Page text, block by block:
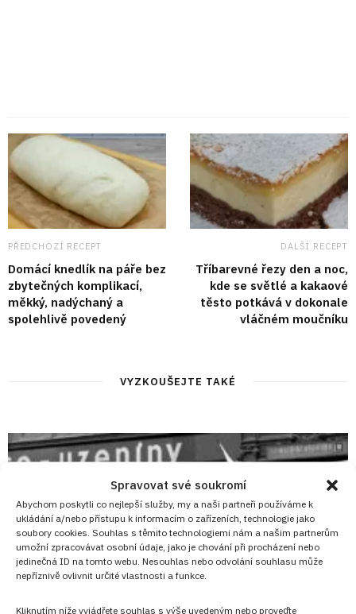
Spravovat své soukromí
Abychom poskytli co nejlepší služby, my a naši partneři používáme k
ukládání a/nebo přístupu k informacím o zařízeních, technologie jako
soubory cookies. Souhlas s těmito technologiemi nám a našim partnerům
umožní zpracovávat osobní údaje, jako je chování při procházení nebo
jedinečná ID na tomto webu. Nesouhlas nebo odvolání souhlasu může
nepříznivě ovlivnit určité vlastnosti a funkce.
Kliknutím níže vyjádřete souhlas s výše uvedeným nebo proveďte
PŘEDCHOZÍ RECEPT
Domácí knedlík na páře bez
zbytečných komplikací,
měkký, nadýchaný a
spolehlivě povedený
DALŠÍ RECEPT
Tříbarevné řezy den a noc,
kde se světlé a kakaové
těsto potkává v dokonale
vláčném moučníku
VYZKOUŠEJTE TAKÉ